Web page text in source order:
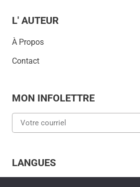
L' AUTEUR
À Propos
Contact
MON INFOLETTRE
LANGUES